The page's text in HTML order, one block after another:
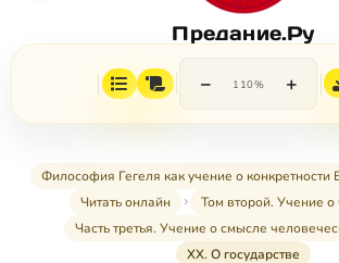
Предание.Ру
− 110% +
Философия Гегеля как учение о конкретности
Читать онлайн
Том второй. Учение о
Часть третья. Учение о смысле
XX. О государстве